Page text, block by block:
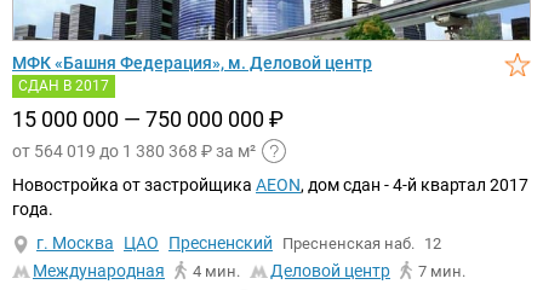
МФК «Башня Федерация», м. Деловой центр
СДАН В 2017
15 000 000 — 750 000 000₽
от 564 019 до 1 380 368 ₽ за м²
Новостройка от застройщика AEON, дом сдан - 4-й квартал 2017
года.
г. Москва
ЦАО Пресненский Пресненская наб. 12
Международная 4 мин. Деловой центр 7 мин.